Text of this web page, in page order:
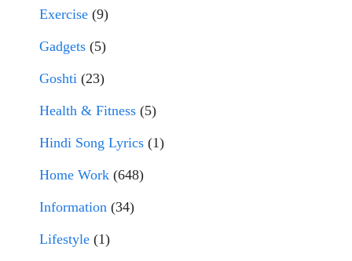
Exercise (9)
Gadgets (5)
Goshti (23)
Health & Fitness (5)
Hindi Song Lyrics (1)
Home Work (648)
Information (34)
Lifestyle (1)